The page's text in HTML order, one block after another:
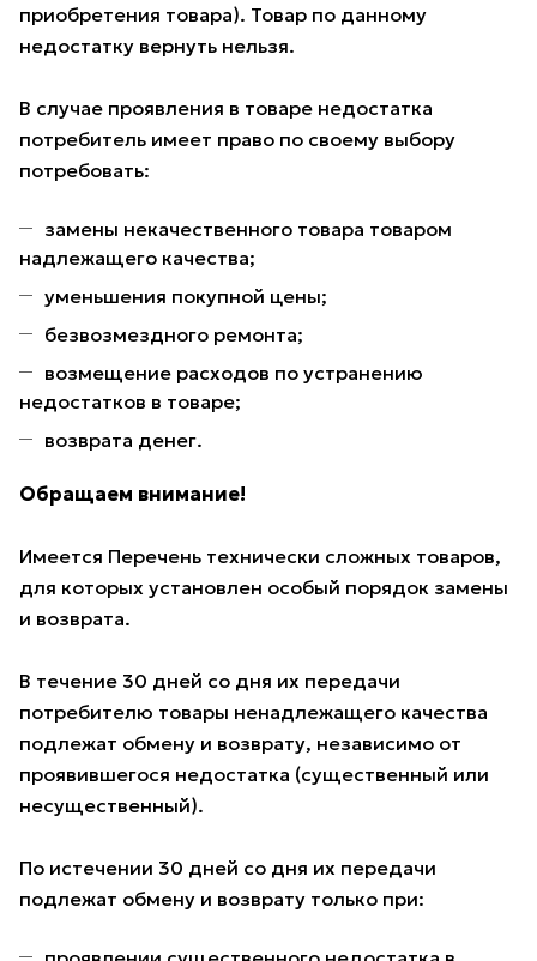
приобретения товара). Товар по данному
недостатку вернуть нельзя.
В случае проявления в товаре недостатка
потребитель имеет право по своему выбору
потребовать:
замены некачественного товара товаром
надлежащего качества;
уменьшения покупной цены;
безвозмездного ремонта;
возмещение расходов по устранению
недостатков в товаре;
возврата денег.
Обращаем внимание!
Имеется Перечень технически сложных товаров,
для которых установлен особый порядок замены
и возврата.
В течение 30 дней со дня их передачи
потребителю товары ненадлежащего качества
подлежат обмену и возврату, независимо от
проявившегося недостатка (существенный или
несущественный).
По истечении 30 дней со дня их передачи
подлежат обмену и возврату только при: